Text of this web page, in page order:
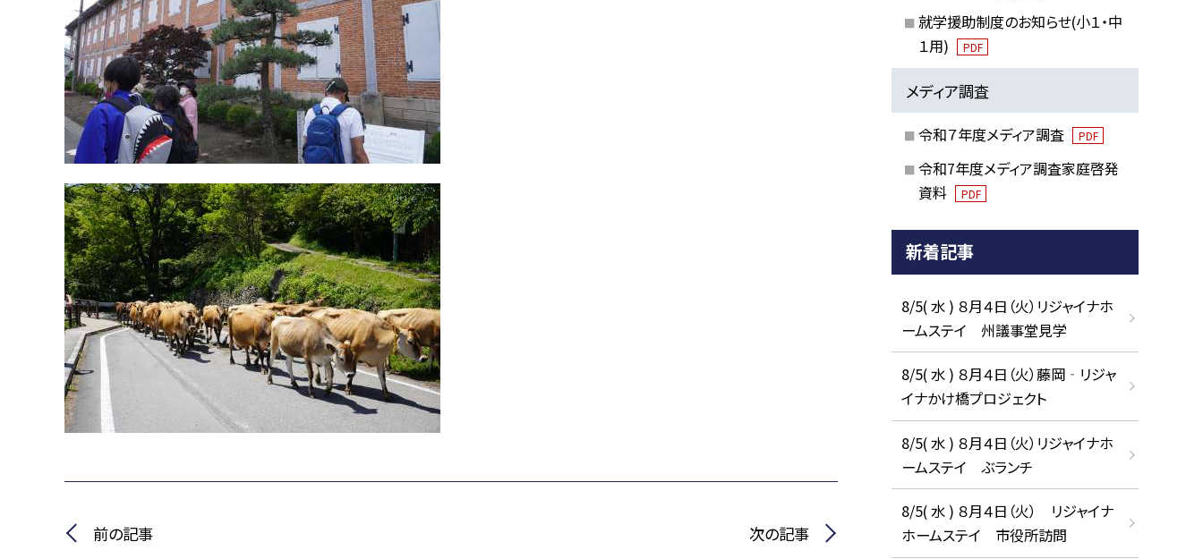
前の記事 次の記事
就学援助制度のお知らせ(小１・中
１用)
PDF
メディア調査
令和７年度メディア調査 PDF
令和7年度メディア調査家庭啓発
資料
PDF
新着記事
8/5( 水 ) ８月４日（火）リジャイナホ
ームステイ 州議事堂見学
8/5( 水 ) ８月４日（火）藤岡‐リジャ
イナかけ橋プロジェクト
8/5( 水 ) ８月４日（火）リジャイナホ
ームステイ ぶランチ
8/5( 水 ) ８月４日（火） リジャイナ
ホームステイ 市役所訪問